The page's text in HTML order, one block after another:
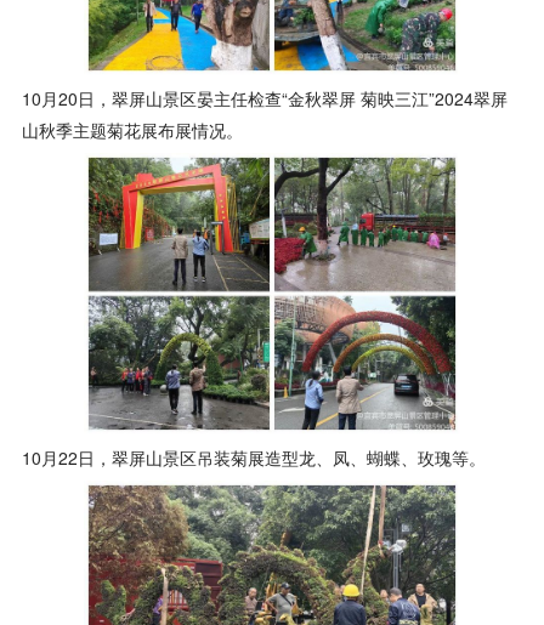
10月20日，翠屏山景区晏主任检查“金秋翠屏 菊映三江”2024翠屏
山秋季主题菊花展布展情况。
10月22日，翠屏山景区吊装菊展造型龙、凤、蝴蝶、玫瑰等。